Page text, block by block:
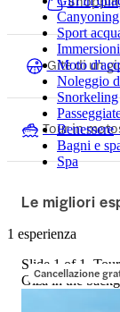
Canyoning
Sport
Moto
Noleggio
Snorkeling
Benessere
Bagni e
Spa
Gite di un
Tour in
Le migliori
1 esperienza
Cancellazione
Slide 1 of 1,
Giza in the